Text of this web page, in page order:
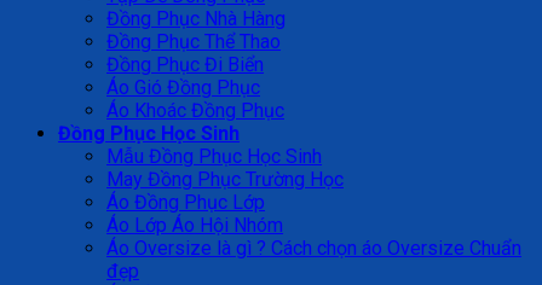
Đồng Phục Nhà Hàng
Đồng Phục Thể Thao
Đồng Phục Đi Biển
Áo Gió Đồng Phục
Áo Khoác Đồng Phục
Đồng Phục Học Sinh
Mẫu Đồng Phục Học Sinh
May Đồng Phục Trường Học
Áo Đồng Phục Lớp
Áo Lớp Áo Hội Nhóm
Áo Oversize là gì ? Cách chọn áo Oversize Chuẩn
đẹp